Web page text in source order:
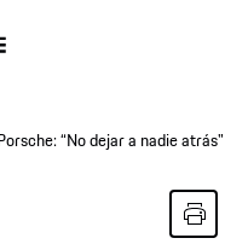
“No dejar a nadie atrás"